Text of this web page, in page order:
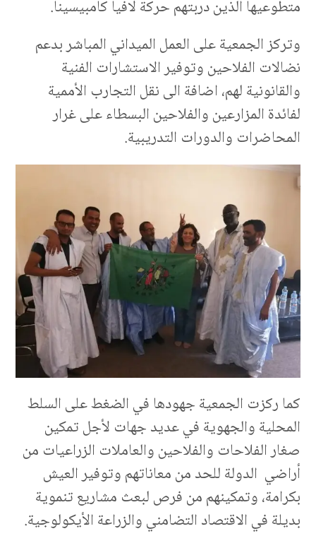
متطوعيها الذين دربتهم حركة لافيا كامبيسينا.
وتركز الجمعية على العمل الميداني المباشر بدعم
نضالات الفلاحين وتوفير الاستشارات الفنية
والقانونية لهم، اضافة الى نقل التجارب الأممية
لفائدة المزارعين والفلاحين البسطاء على غرار
المحاضرات والدورات التدريبية.
كما ركزت الجمعية جهودها في الضغط على السلط
المحلية والجهوية في عديد جهات لأجل تمكين
صغار الفلاحات والفلاحين والعاملات الزراعيات من
أراضي الدولة للحد من معاناتهم وتوفير العيش
بكرامة، وتمكينهم من فرص لبعث مشاريع تنموية
بديلة في الاقتصاد التضامني والزراعة الأيكولوجية.